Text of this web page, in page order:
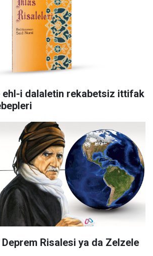
ehl-i dalaletin rekabetsiz ittifak
Risalesi ya da Zelzele